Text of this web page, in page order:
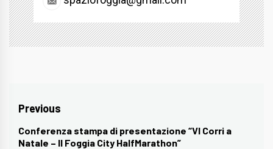
Navigazione
articoli
Previous
Previous
Conferenza stampa di presentazione “VI Corri a
Natale – II Foggia City HalfMarathon”